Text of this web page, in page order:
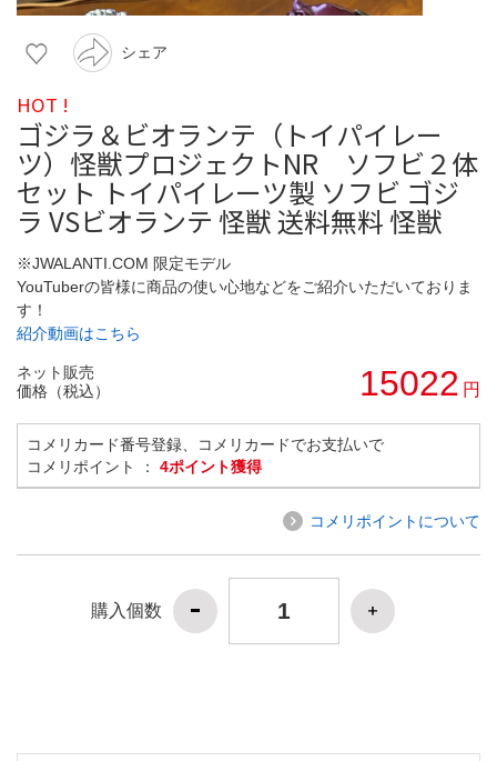
シェア
HOT !
ゴジラ＆ビオランテ（トイパイレー
ツ）怪獣プロジェクトNR ソフビ２体
セット トイパイレーツ製 ソフビ ゴジ
ラ VSビオランテ 怪獣 送料無料 怪獣
※JWALANTI.COM 限定モデル
YouTuberの皆様に商品の使い心地などをご紹介いただいておりま
す！
紹介動画はこちら
ネット販売
価格（税込）
15022 円
コメリカード番号登録、コメリカードでお支払いで
コメリポイント ： 4ポイント獲得
コメリポイントについて
購入個数